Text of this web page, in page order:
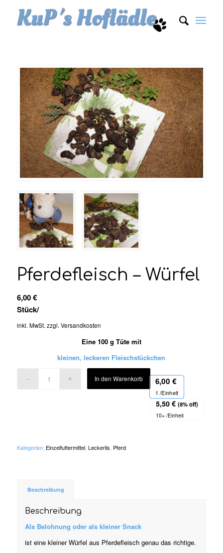
Pferdefleisch – Würfel
6,00€
/
Stück
inkl. MwSt. zzgl. Versandkosten
Eine 100 g Tüte mit
kleinen, leckeren Fleischstückchen
In den Warenkorb 6,00 €
1 /Einheit
5,50€ (8% off)
10+ /Einheit
Kategorien: Einzelfuttermittel, Leckerlis Pferd
Beschreibung
Beschreibung
Als Belohnung oder als kleiner Snack
ist eine kleiner Würfel aus Pferdefleisch genau das richtige.